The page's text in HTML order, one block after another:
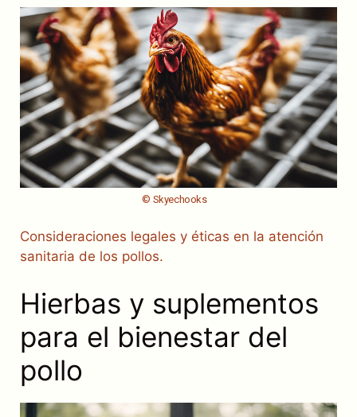
© Skyechooks
Consideraciones legales y éticas en la atención
sanitaria de los pollos.
Hierbas y suplementos
para el bienestar del
pollo